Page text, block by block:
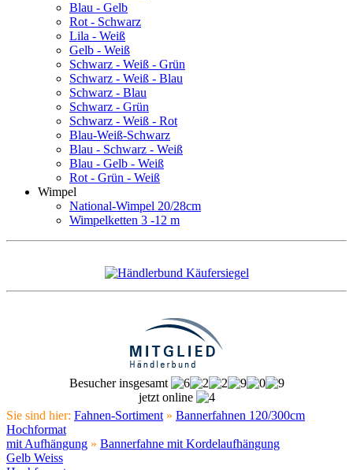
Blau - Gelb
Rot - Schwarz
Lila - Weiß
Gelb - Weiß
Schwarz - Weiß - Grün
Schwarz - Weiß - Blau
Schwarz - Blau
Schwarz - Grün
Schwarz - Weiß - Rot
Blau-Weiß-Schwarz
Blau - Schwarz - Weiß
Blau - Gelb - Weiß
Rot - Grün - Weiß
Wimpel
National-Wimpel 20/28cm
Wimpelketten 3 -12 m
Besucher insgesamt
jetzt online
Sie sind hier: Fahnen-Sortiment » Bannerfahnen 120/300cm
Hochformat
mit Aufhängung » Bannerfahne mit Kordelaufhängung
Gelb Weiss